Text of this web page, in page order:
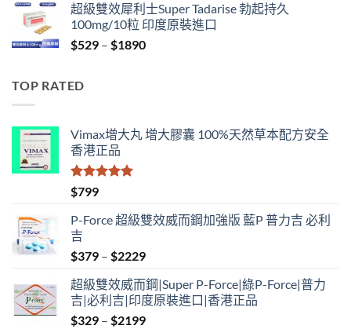
$829
through
$2129
超級雙效犀利士Super Tadarise 勃起持久
100mg/10粒 印度原裝進口
$529 – $1890Price
TOP RATED
Vimax增大丸 增大膠囊 100%天然草本配方安全
香港正品
評分
滿分 5
$799
P-Force 超級雙效威而鋼加強版 藍P 普力吉 必利
吉
$379 – $2229Price
$379
through
$2229
超級雙效威而鋼|Super P-Force|綠P-Force|普力
吉|必利吉|印度原裝進口|香港正品
$329 – $2199Price